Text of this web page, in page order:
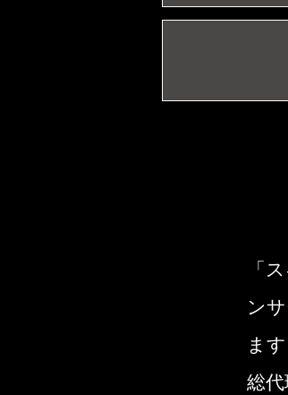
「
ン
ま
総